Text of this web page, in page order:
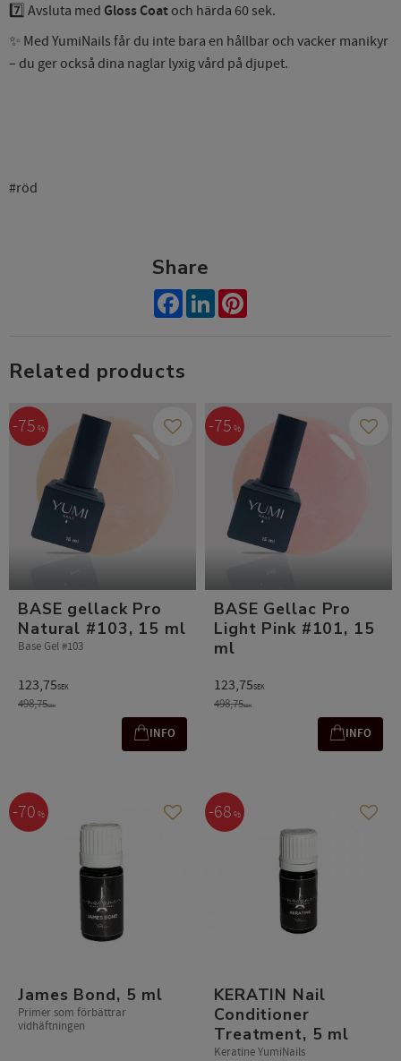
7️⃣ Avsluta med Gloss Coat och härda 60 sek.
✨ Med YumiNails får du inte bara en hållbar och vacker manikyr
– du ger också dina naglar lyxig vård på djupet.
#röd
Share
Facebook
LinkedIn
Related products
BASE gellack Pro
Natural #103, 15 ml
Base Gel #103
123,75SEK
498,75SEK
75 % Add to favorites
INFO
BASE Gellac Pro
Light Pink #101, 15
ml
123,75SEK
498,75SEK
75 % Add
INFO
James Bond, 5 ml
Primer som förbättrar
vidhäftningen
70 % Add to favorites
KERATIN Nail
Conditioner
Treatment, 5 ml
Keratine YumiNails
68 % Add